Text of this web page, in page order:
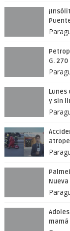
G.
Lunes
y sin
Nueva